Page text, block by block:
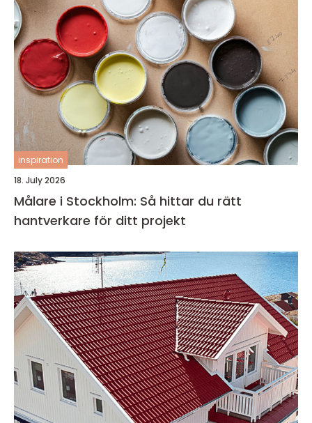
inspiration
18. July 2026
Målare i Stockholm: Så hittar du rätt
hantverkare för ditt projekt